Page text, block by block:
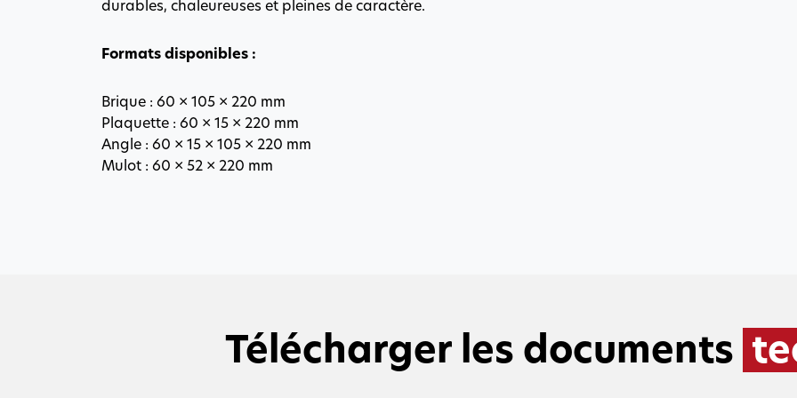
durables, chaleureuses et pleines de caractère.
Formats disponibles :
Brique : 60 × 105 × 220 mm
Plaquette : 60 × 15 × 220 mm
Angle : 60 × 15 × 105 × 220 mm
Mulot : 60 × 52 × 220 mm
Télécharger les documents